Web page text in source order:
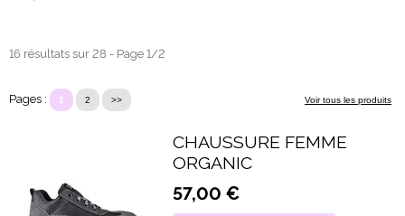
16 résultats sur 28 - Page 1/2
Pages : 1 2 >> Voir tous les produits
CHAUSSURE FEMME
ORGANIC
57,00 €